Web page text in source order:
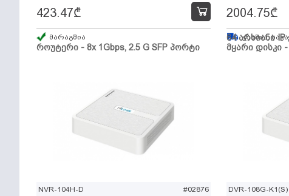
როუტერი - 8x 1Gbps, 2.5 G SFP პორტი
423.47₾
მარაგშია
64 არხიანი
მყარი დისკი -
2004.75₾
გზაშია,
NVR-104H-D #02876 DVR-108G-K1(S)